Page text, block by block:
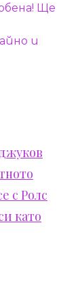
Ще
и
с Ролс
като